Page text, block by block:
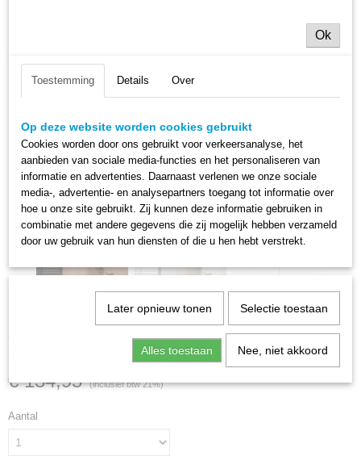
Hanglamp Drift Glass - Amber
€ 134,95 (inclusief btw 21%)
Aantal
Ok
Toestemming Details Over
Op deze website worden cookies gebruikt
Cookies worden door ons gebruikt voor verkeersanalyse, het
aanbieden van sociale media-functies en het personaliseren van
informatie en advertenties. Daarnaast verlenen we onze sociale
media-, advertentie- en analysepartners toegang tot informatie over
hoe u onze site gebruikt. Zij kunnen deze informatie gebruiken in
combinatie met andere gegevens die zij mogelijk hebben verzameld
door uw gebruik van hun diensten of die u hen hebt verstrekt.
Later opnieuw tonen Selectie toestaan
Alles toestaan Nee, niet akkoord